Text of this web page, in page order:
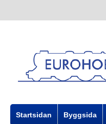
Startsidan Byggsida